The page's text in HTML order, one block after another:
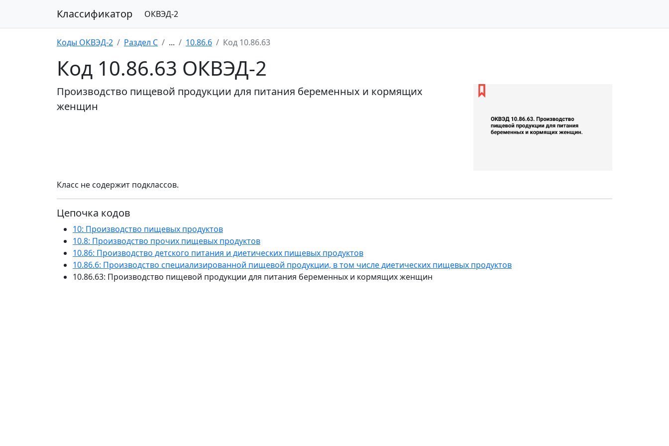
Классификатор ОКВЭД-2
Коды ОКВЭД-2 Раздел C ... 10.86.6 Код 10.86.63
Код 10.86.63 ОКВЭД-2
Производство пищевой продукции для питания беременных и кормящих
женщин
Класс не содержит подклассов.
Цепочка кодов
10: Производство пищевых продуктов
10.8: Производство прочих пищевых продуктов
10.86: Производство детского питания и диетических пищевых продуктов
10.86.6: Производство специализированной пищевой продукции, в том числе диетических пищевых продуктов
10.86.63: Производство пищевой продукции для питания беременных и кормящих женщин